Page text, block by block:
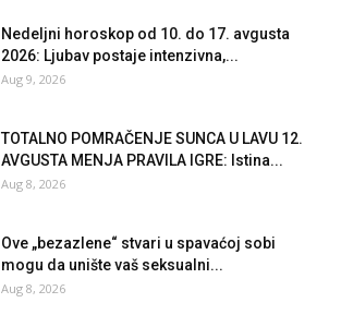
Nedeljni horoskop od 10. do 17. avgusta
2026: Ljubav postaje intenzivna,...
Aug 9, 2026
TOTALNO POMRAČENJE SUNCA U LAVU 12.
AVGUSTA MENJA PRAVILA IGRE: Istina...
Aug 8, 2026
Ove „bezazlene“ stvari u spavaćoj sobi
mogu da unište vaš seksualni...
Aug 8, 2026